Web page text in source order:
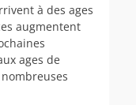
à des ages
augmentent
ages de